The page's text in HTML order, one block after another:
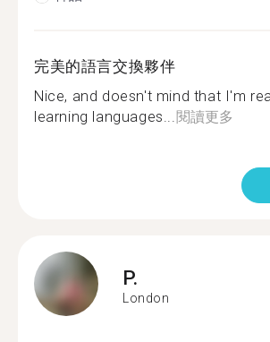
完美的語言交換夥伴
Nice, and doesn't mind that I'm
learning languages...閱讀更多
P.
London